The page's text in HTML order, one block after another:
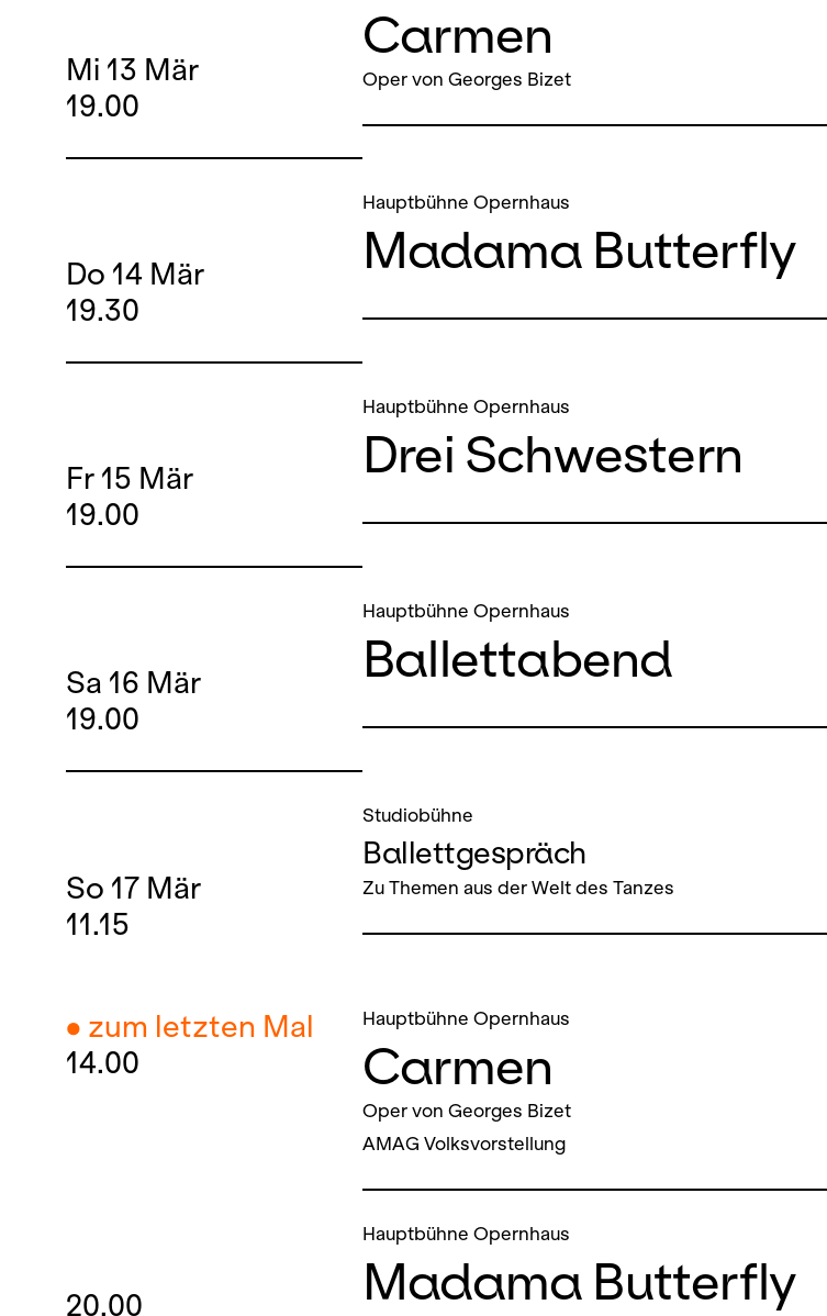
Mi 13 Mär
19.00
Carmen
Oper von Georges Bizet
Do 14 Mär
19.30
Hauptbühne Opernhaus
Madama Butterfly
Fr 15 Mär
19.00
Hauptbühne Opernhaus
Drei Schwestern
Sa 16 Mär
19.00
Hauptbühne Opernhaus
Ballettabend
So 17 Mär
11.15
Studiobühne
Ballettgespräch
Zu Themen aus der Welt des Tanzes
● zum letzten Mal
14.00
Hauptbühne Opernhaus
Carmen
Oper von Georges Bizet
AMAG Volksvorstellung
20.00
Hauptbühne Opernhaus
Madama Butterfly